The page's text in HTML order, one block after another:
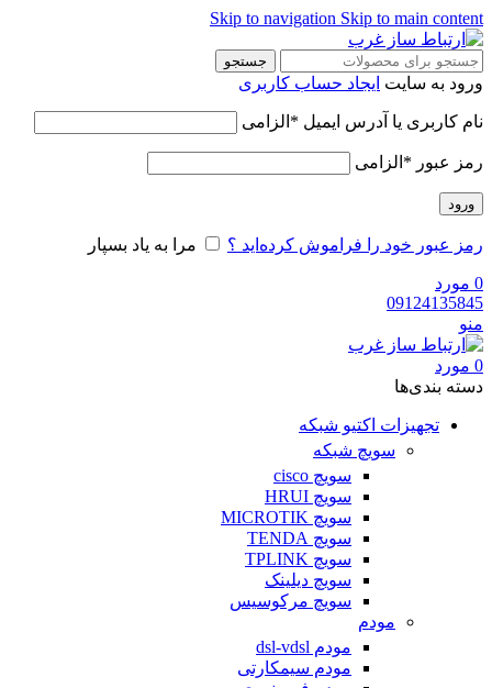
Skip to navigation Skip to main content
جستجو
ورود به سایت ایجاد حساب کاربری
نام کاربری یا آدرس ایمیل * الزامی
رمز عبور * الزامی
ورود
رمز عبور خود را فراموش کرده‌اید ؟ مرا به یاد بسپار
0 مورد
09124135845
منو
0 مورد
دسته‌ بندی‌ها
تجهیزات اکتیو شبکه
سویچ شبکه
سویچ cisco
سویچ HRUI
سویچ MICROTIK
سویچ TENDA
سویچ TPLINK
سویچ دیلینک
سویچ مرکوسیس
مودم
مودم dsl-vdsl
مودم سیمکارتی